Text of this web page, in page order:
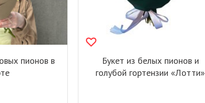
пионов в
Букет из белых пионов и
голубой гортензии «Лотти»